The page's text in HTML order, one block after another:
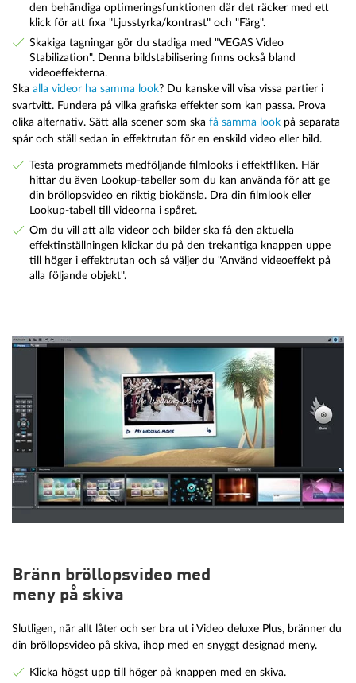
den behändiga optimeringsfunktionen där det räcker med ett
klick för att fixa "Ljusstyrka/kontrast" och "Färg".
Skakiga tagningar gör du stadiga med "VEGAS Video
Stabilization". Denna bildstabilisering finns också bland
videoeffekterna.
Ska alla videor ha samma look? Du kanske vill visa vissa partier i
svartvitt. Fundera på vilka grafiska effekter som kan passa. Prova
olika alternativ. Sätt alla scener som ska få samma look på separata
spår och ställ sedan in effektrutan för en enskild video eller bild.
Testa programmets medföljande filmlooks i effektfliken. Här
hittar du även Lookup-tabeller som du kan använda för att ge
din bröllopsvideo en riktig biokänsla. Dra din filmlook eller
Lookup-tabell till videorna i spåret.
Om du vill att alla videor och bilder ska få den aktuella
effektinställningen klickar du på den trekantiga knappen uppe
till höger i effektrutan och så väljer du "Använd videoeffekt på
alla följande objekt".
Bränn bröllopsvideo med
meny på skiva
Slutligen, när allt låter och ser bra ut i Video deluxe Plus, bränner du
din bröllopsvideo på skiva, ihop med en snyggt designad meny.
Klicka högst upp till höger på knappen med en skiva.